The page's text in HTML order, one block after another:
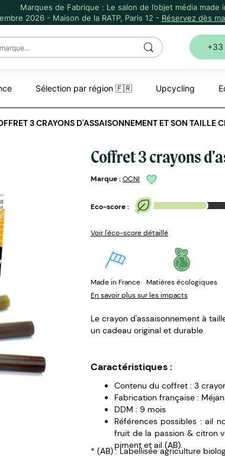
Marques de Fabrique : Le salon de l’objet média made
2026 - Maison de la RATP, Paris 12 - Réservez dès
+33
Sélection par région 🇫🇷 Upcycling
3 CRAYONS D'ASSAISONNEMENT ET SON TAILLE
Coffret 3 crayons
Marque :OCNI
Eco-score :
Voir l'éco-score détaillé
Made in France
Matières écologiques
En savoir plus sur les impacts
Le crayon d'assaisonnement à
un cadeau original et durable.
Caractéristiques :
Contenu du coffret : 3
Fabrication française :
DDM : 9 mois
Références possibles : ail
fruit de la passion & citron
piment et ail (AB).
* (AB) : Labellisée agriculture